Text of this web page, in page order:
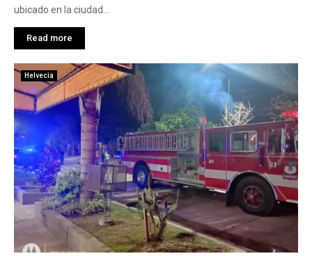
ubicado en la ciudad...
Read more
Helvecia